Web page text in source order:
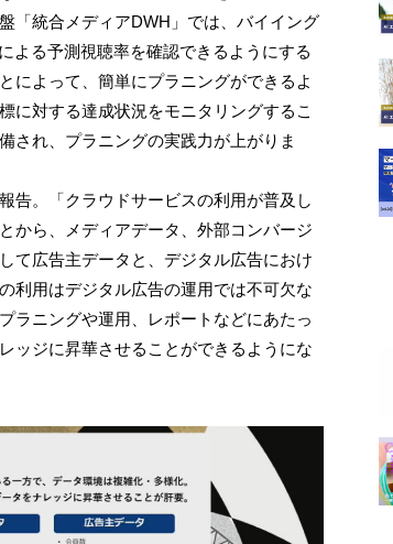
「統合メディアDWH」では、バイイング
よる予測視聴率を確認できるようにする
によって、簡単にプラニングができるよ
に対する達成状況をモニタリングするこ
され、プラニングの実践力が上がりま
告。「クラウドサービスの利用が普及し
から、メディアデータ、外部コンバージ
て広告主データと、デジタル広告におけ
利用はデジタル広告の運用では不可欠な
ラニングや運用、レポートなどにあたっ
ッジに昇華させることができるようにな